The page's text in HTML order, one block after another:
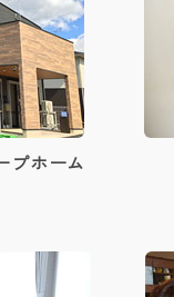
プホーム